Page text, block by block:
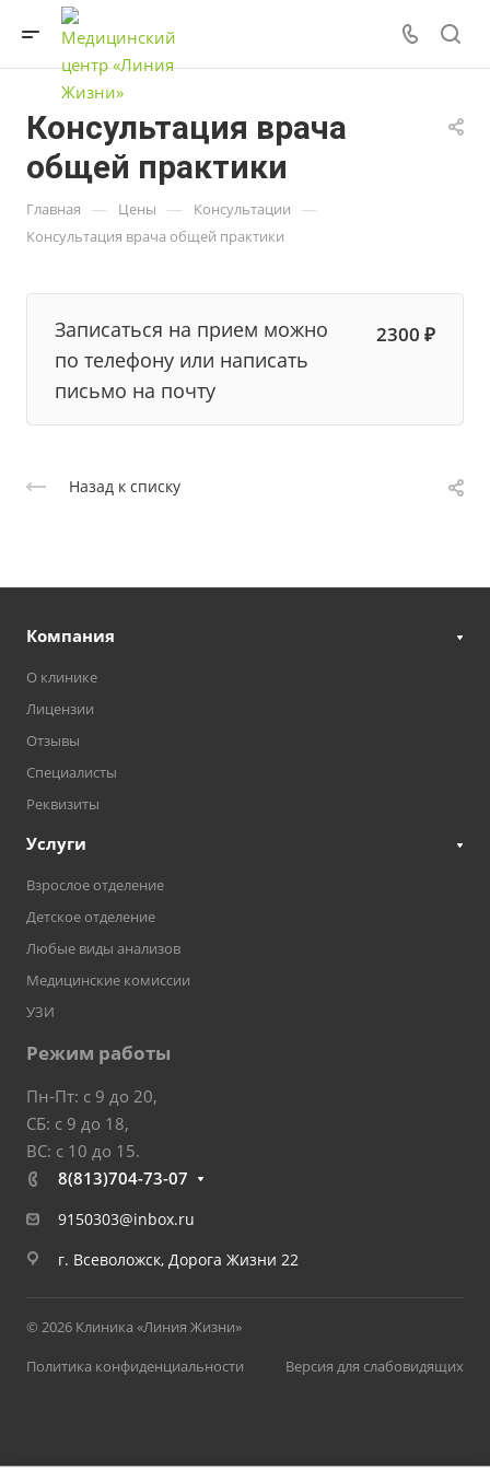
Консультация врача
общей практики
Главная — Цены — Консультации —
Консультация врача общей практики
Записаться на прием можно
по телефону или написать
письмо на почту
2300 ₽
Назад к списку
Компания
О клинике
Лицензии
Отзывы
Специалисты
Реквизиты
Услуги
Взрослое отделение
Детское отделение
Любые виды анализов
Медицинские комиссии
УЗИ
Режим работы
Пн-Пт: с 9 до 20,
СБ: с 9 до 18,
ВС: с 10 до 15.
8(813)704-73-07
9150303@inbox.ru
г. Всеволожск, Дорога Жизни 22
© 2026 Клиника «Линия Жизни»
Политика конфиденциальности
Версия для слабовидящих